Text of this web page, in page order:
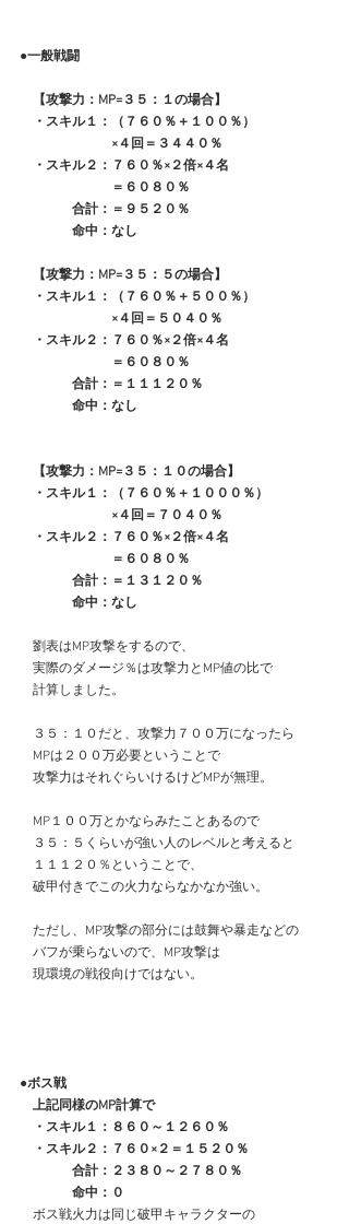
●一般戦闘
【攻撃力：MP=３５：１の場合】
・スキル１：（７６０％＋１００％）
×４回＝３４４０％
・スキル２：７６０％×２倍×４名
＝６０８０％
合計：＝９５２０％
命中：なし
【攻撃力：MP=３５：５の場合】
・スキル１：（７６０％＋５００％）
×４回＝５０４０％
・スキル２：７６０％×２倍×４名
＝６０８０％
合計：＝１１１２０％
命中：なし
【攻撃力：MP=３５：１０の場合】
・スキル１：（７６０％＋１０００％）
×４回＝７０４０％
・スキル２：７６０％×２倍×４名
＝６０８０％
合計：＝１３１２０％
命中：なし
劉表はMP攻撃をするので、
実際のダメージ％は攻撃力とMP値の比で
計算しました。
３５：１０だと、攻撃力７００万になったら
MPは２００万必要ということで
攻撃力はそれぐらいけるけどMPが無理。
MP１００万とかならみたことあるので
３５：５くらいが強い人のレベルと考えると
１１１２０％ということで、
破甲付きでこの火力ならなかなか強い。
ただし、MP攻撃の部分には鼓舞や暴走などの
バフが乗らないので、MP攻撃は
現環境の戦役向けではない。
●ボス戦
上記同様のMP計算で
・スキル１：８６０～１２６０％
・スキル２：７６０×２＝１５２０％
合計：２３８０～２７８０％
命中：０
ボス戦火力は同じ破甲キャラクターの